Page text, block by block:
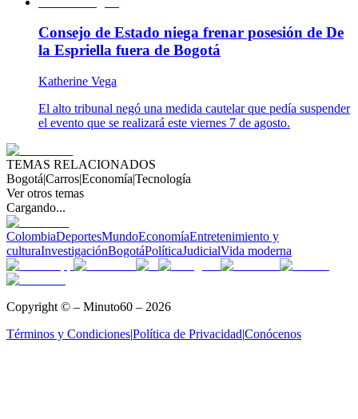
Consejo de Estado niega frenar posesión de De
la Espriella fuera de Bogotá
Katherine Vega
El alto tribunal negó una medida cautelar que pedía suspender
el evento que se realizará este viernes 7 de agosto.
TEMAS RELACIONADOS
Bogotá|Carros|Economía|Tecnología
Ver otros temas
Cargando...
ColombiaDeportesMundoEconomíaEntretenimiento y
culturaInvestigaciónBogotáPolíticaJudicialVida moderna
Copyright © – Minuto60 – 2026
Términos y Condiciones|Política de Privacidad|Conócenos